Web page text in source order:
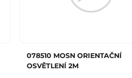
078510 MOSN ORIENTAČNÍ
OSVĚTLENÍ 2M